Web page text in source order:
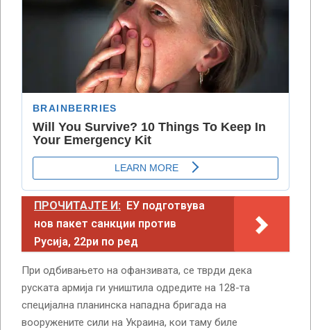
ПРОЧИТАЈТЕ И: ЕУ подготвува
нов пакет санкции против
Русија, 22ри по ред
При одбивањето на офанзивата, се тврди дека
руската армија ги уништила одредите на 128-та
специјална планинска нападна бригада на
вооружените сили на Украина, кои таму биле